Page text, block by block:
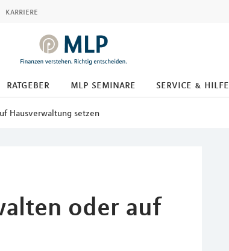
karriere
ratgeber mlp seminare service & hilfe
Hausverwaltung setzen
oder auf